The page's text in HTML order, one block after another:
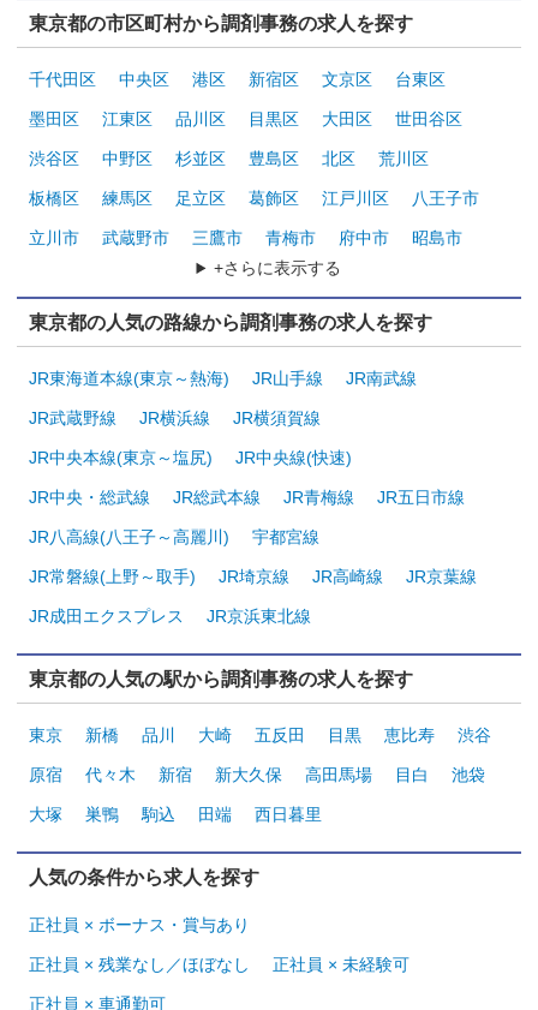
東京都の市区町村から調剤事務の求人を探す
千代田区 中央区 港区 新宿区 文京区 台東区
墨田区 江東区 品川区 目黒区 大田区 世田谷区
渋谷区 中野区 杉並区 豊島区 北区 荒川区
板橋区 練馬区 足立区 葛飾区 江戸川区 八王子市
立川市 武蔵野市 三鷹市 青梅市 府中市
昭島市
+さらに表示する
東京都の人気の路線から調剤事務の求人を探す
JR東海道本線(東京～熱海) JR山手線 JR南武線
JR武蔵野線 JR横浜線 JR横須賀線
JR中央本線(東京～塩尻) JR中央線(快速)
JR中央・総武線 JR総武本線 JR青梅線 JR五日市線
JR八高線(八王子～高麗川) 宇都宮線
JR常磐線(上野～取手) JR埼京線 JR高崎線 JR京葉線
JR成田エクスプレス JR京浜東北線
東京都の人気の駅から調剤事務の求人を探す
東京 新橋 品川 大崎 五反田 目黒 恵比寿 渋谷
原宿 代々木 新宿 新大久保 高田馬場 目白 池袋
大塚 巣鴨 駒込 田端 西日暮里
人気の条件から求人を探す
正社員 × ボーナス・賞与あり
正社員 × 残業なし／ほぼなし 正社員 × 未経験可
正社員 × 車通勤可